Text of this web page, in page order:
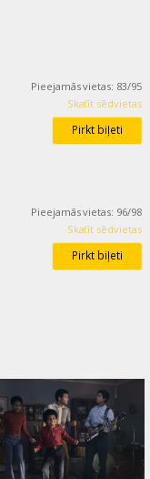
Pieejamās vietas: 83/95
Skatīt sēdvietas
Pirkt biļeti
Pieejamās vietas: 96/98
Skatīt sēdvietas
Pirkt biļeti